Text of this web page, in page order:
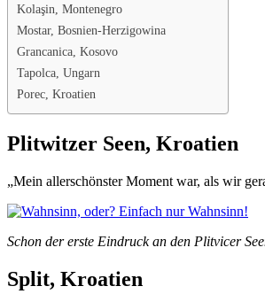
Kolaşin, Montenegro
Mostar, Bosnien-Herzigowina
Grancanica, Kosovo
Tapolca, Ungarn
Porec, Kroatien
Plitwitzer Seen, Kroatien
„Mein allerschönster Moment war, als wir
Schon der erste Eindruck an den Plitvicer
Split, Kroatien